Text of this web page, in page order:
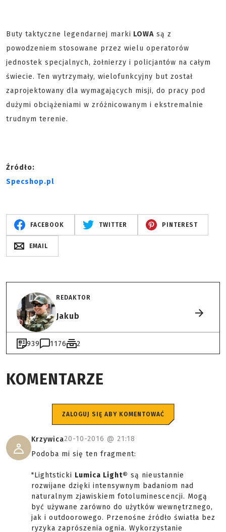
Buty taktyczne legendarnej marki LOWA są z
powodzeniem stosowane przez wielu operatorów
jednostek specjalnych, żołnierzy i policjantów na całym
świecie. Ten wytrzymały, wielofunkcyjny but został
zaprojektowany dla wymagających misji, do pracy pod
dużymi obciążeniami w zróżnicowanym i ekstremalnie
trudnym terenie.
Źródło:
Specshop.pl
FACEBOOK TWITTER PINTEREST
EMAIL
REDAKTOR
Jakub
939 1176 2
KOMENTARZE
ZALOGUJ SIĘ ABY KOMENTOWAĆ
Krzywica20-10-2016 @ 21:18
Podoba mi się ten fragment:
"Lightsticki Lumica Light® są nieustannie
rozwijane dzięki intensywnym badaniom nad
naturalnym zjawiskiem fotoluminescencji. Mogą
być używane zarówno do użytków wewnętrznego,
jak i outdoorowego. Przenośne źródło światła bez
ryzyka zaprószenia ognia. Wykorzystanie